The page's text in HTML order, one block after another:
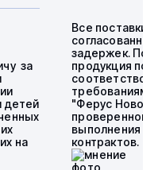
за
детей
на
Все поставки
задержек.
продукция
требованиям.
"Ферус
проверенного
выполнения
контрактов.